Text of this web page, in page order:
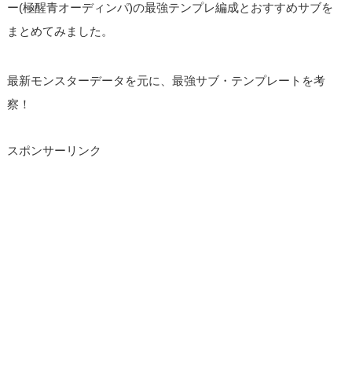
ー(極醒青オーディンパ)の最強テンプレ編成とおすすめサブを
まとめてみました。
最新モンスターデータを元に、最強サブ・テンプレートを考
察！
スポンサーリンク